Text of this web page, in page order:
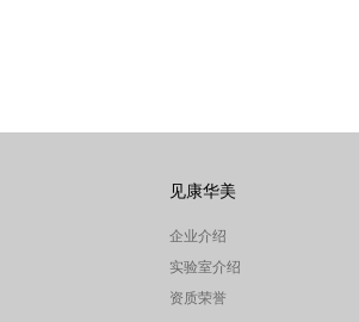
见康华美
企业介绍
实验室介绍
资质荣誉